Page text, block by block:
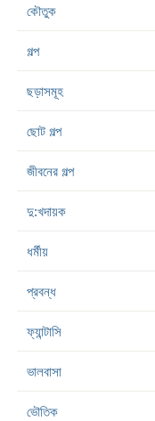
কৌতুক
গল্প
ছড়াসমূহ
ছোট গল্প
জীবনের গল্প
দু:খদায়ক
ধর্মীয়
প্রবন্ধ
ফ্যান্টাসি
ভালবাসা
ভৌতিক